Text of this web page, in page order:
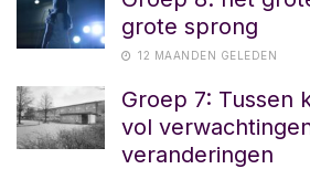
grote sprong
12 MAANDEN GELEDEN
Groep 7: Tussen
vol
veranderingen